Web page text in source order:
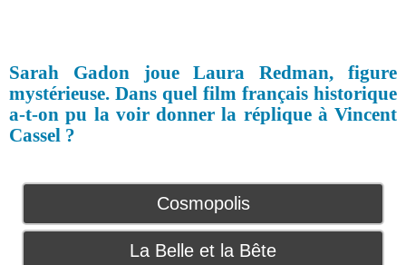
Sarah Gadon joue Laura Redman, figure
mystérieuse. Dans quel film français historique
a-t-on pu la voir donner la réplique à Vincent
Cassel ?
Cosmopolis
La Belle et la Bête